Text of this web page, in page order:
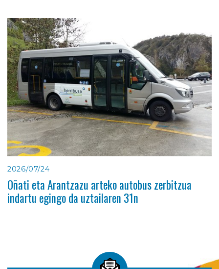
2026/07/24
Oñati eta Arantzazu arteko autobus zerbitzua
indartu egingo da uztailaren 31n